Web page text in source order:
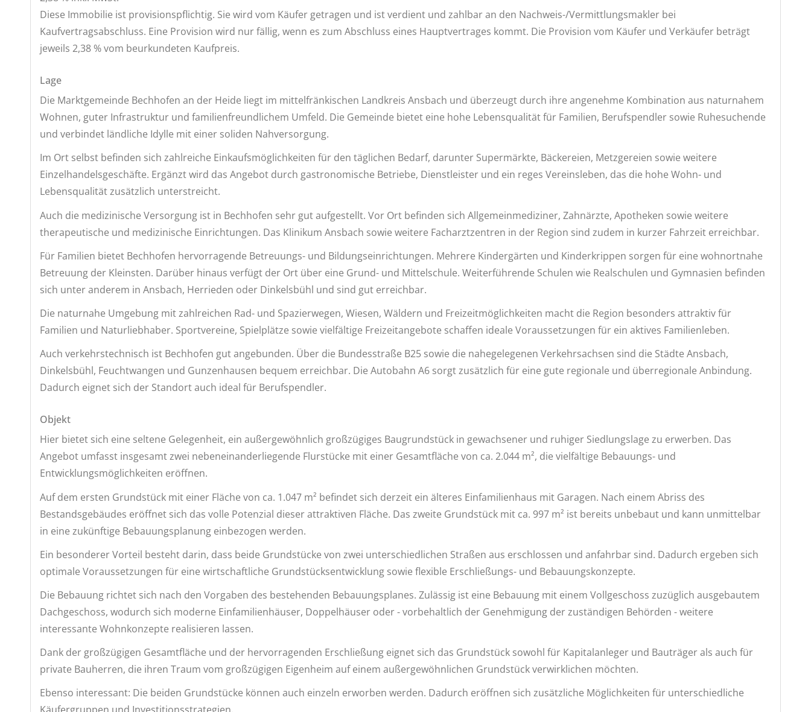
Diese Immobilie ist provisionspflichtig. Sie wird vom Käufer getragen und ist verdient und zahlbar an den Nachweis-/Vermittlungsmakler bei
Kaufvertragsabschluss. Eine Provision wird nur fällig, wenn es zum Abschluss eines Hauptvertrages kommt. Die Provision vom Käufer und Verkäufer beträgt
jeweils 2,38 % vom beurkundeten Kaufpreis.
Lage
Die Marktgemeinde Bechhofen an der Heide liegt im mittelfränkischen Landkreis Ansbach und überzeugt durch ihre angenehme Kombination aus naturnahem
Wohnen, guter Infrastruktur und familienfreundlichem Umfeld. Die Gemeinde bietet eine hohe Lebensqualität für Familien, Berufspendler sowie Ruhesuchende
und verbindet ländliche Idylle mit einer soliden Nahversorgung.
Im Ort selbst befinden sich zahlreiche Einkaufsmöglichkeiten für den täglichen Bedarf, darunter Supermärkte, Bäckereien, Metzgereien sowie weitere
Einzelhandelsgeschäfte. Ergänzt wird das Angebot durch gastronomische Betriebe, Dienstleister und ein reges Vereinsleben, das die hohe Wohn- und
Lebensqualität zusätzlich unterstreicht.
Auch die medizinische Versorgung ist in Bechhofen sehr gut aufgestellt. Vor Ort befinden sich Allgemeinmediziner, Zahnärzte, Apotheken sowie weitere
therapeutische und medizinische Einrichtungen. Das Klinikum Ansbach sowie weitere Facharztzentren in der Region sind zudem in kurzer Fahrzeit erreichbar.
Für Familien bietet Bechhofen hervorragende Betreuungs- und Bildungseinrichtungen. Mehrere Kindergärten und Kinderkrippen sorgen für eine wohnortnahe
Betreuung der Kleinsten. Darüber hinaus verfügt der Ort über eine Grund- und Mittelschule. Weiterführende Schulen wie Realschulen und Gymnasien befinden
sich unter anderem in Ansbach, Herrieden oder Dinkelsbühl und sind gut erreichbar.
Die naturnahe Umgebung mit zahlreichen Rad- und Spazierwegen, Wiesen, Wäldern und Freizeitmöglichkeiten macht die Region besonders attraktiv für
Familien und Naturliebhaber. Sportvereine, Spielplätze sowie vielfältige Freizeitangebote schaffen ideale Voraussetzungen für ein aktives Familienleben.
Auch verkehrstechnisch ist Bechhofen gut angebunden. Über die Bundesstraße B25 sowie die nahegelegenen Verkehrsachsen sind die Städte Ansbach,
Dinkelsbühl, Feuchtwangen und Gunzenhausen bequem erreichbar. Die Autobahn A6 sorgt zusätzlich für eine gute regionale und überregionale Anbindung.
Dadurch eignet sich der Standort auch ideal für Berufspendler.
Objekt
Hier bietet sich eine seltene Gelegenheit, ein außergewöhnlich großzügiges Baugrundstück in gewachsener und ruhiger Siedlungslage zu erwerben. Das
Angebot umfasst insgesamt zwei nebeneinanderliegende Flurstücke mit einer Gesamtfläche von ca. 2.044 m², die vielfältige Bebauungs- und
Entwicklungsmöglichkeiten eröffnen.
Auf dem ersten Grundstück mit einer Fläche von ca. 1.047 m² befindet sich derzeit ein älteres Einfamilienhaus mit Garagen. Nach einem Abriss des
Bestandsgebäudes eröffnet sich das volle Potenzial dieser attraktiven Fläche. Das zweite Grundstück mit ca. 997 m² ist bereits unbebaut und kann unmittelbar
in eine zukünftige Bebauungsplanung einbezogen werden.
Ein besonderer Vorteil besteht darin, dass beide Grundstücke von zwei unterschiedlichen Straßen aus erschlossen und anfahrbar sind. Dadurch ergeben sich
optimale Voraussetzungen für eine wirtschaftliche Grundstücksentwicklung sowie flexible Erschließungs- und Bebauungskonzepte.
Die Bebauung richtet sich nach den Vorgaben des bestehenden Bebauungsplanes. Zulässig ist eine Bebauung mit einem Vollgeschoss zuzüglich ausgebautem
Dachgeschoss, wodurch sich moderne Einfamilienhäuser, Doppelhäuser oder - vorbehaltlich der Genehmigung der zuständigen Behörden - weitere
interessante Wohnkonzepte realisieren lassen.
Dank der großzügigen Gesamtfläche und der hervorragenden Erschließung eignet sich das Grundstück sowohl für Kapitalanleger und Bauträger als auch für
private Bauherren, die ihren Traum vom großzügigen Eigenheim auf einem außergewöhnlichen Grundstück verwirklichen möchten.
Ebenso interessant: Die beiden Grundstücke können auch einzeln erworben werden. Dadurch eröffnen sich zusätzliche Möglichkeiten für unterschiedliche